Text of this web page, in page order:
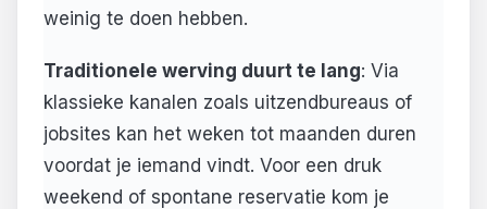
weinig te doen hebben.
Traditionele werving duurt te lang: Via
klassieke kanalen zoals uitzendbureaus of
jobsites kan het weken tot maanden duren
voordat je iemand vindt. Voor een druk
weekend of spontane reservatie kom je